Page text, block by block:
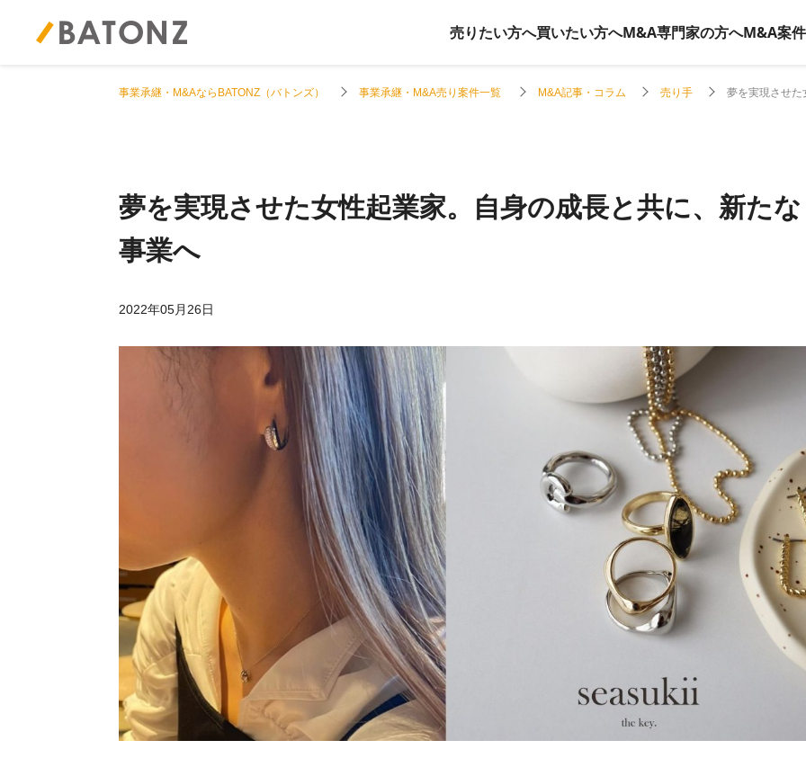
売りたい方へ買いたい方へM&A専門家の方へM&A案
事業承継・M&AならBATONZ（バトンズ） 事業承継・M&A売り案件一覧 M&A記事・コラム 売り手 夢を実現させた
夢を実現させた女性起業家。自身の成長と共に、新たな
事業へ
2022年05月26日